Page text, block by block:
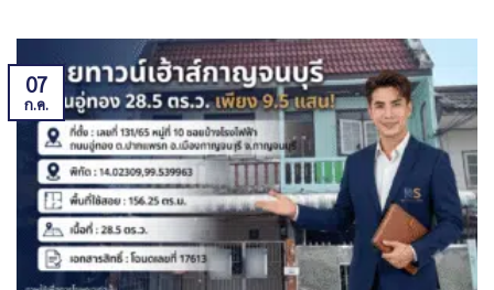
07
ก.ค.